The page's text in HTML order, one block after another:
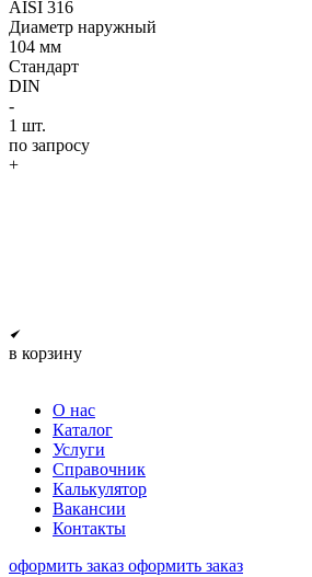
AISI 316
Диаметр наружный
104 мм
Стандарт
DIN
-
1 шт.
по запросу
+
в корзину
О нас
Каталог
Услуги
Справочник
Калькулятор
Вакансии
Контакты
оформить заказ оформить заказ